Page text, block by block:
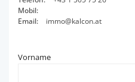
Mobil:
Email:
immo@kalcon.at
Vorname